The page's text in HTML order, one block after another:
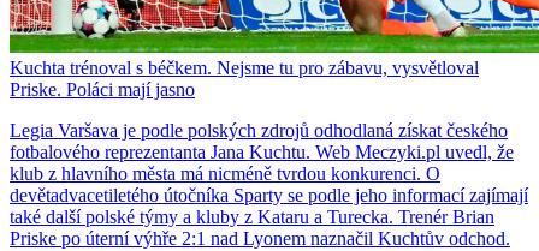
Kuchta trénoval s béčkem. Nejsme tu pro zábavu, vysvětloval
Priske. Poláci mají jasno
Legia Varšava je podle polských zdrojů odhodlaná získat českého
fotbalového reprezentanta Jana Kuchtu. Web Meczyki.pl uvedl, že
klub z hlavního města má nicméně tvrdou konkurenci. O
devětadvacetiletého útočníka Sparty se podle jeho informací zajímají
také další polské týmy a kluby z Kataru a Turecka. Trenér Brian
Priske po úterní výhře 2:1 nad Lyonem naznačil Kuchtův odchod.